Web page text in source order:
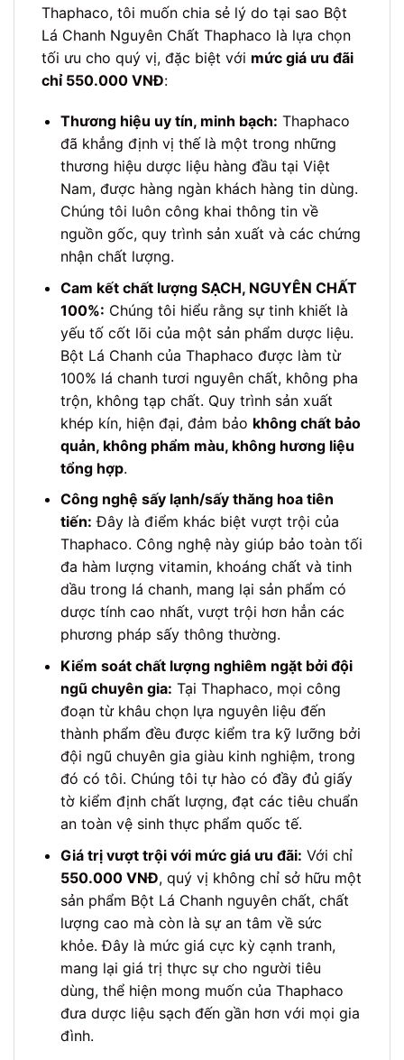
Thaphaco, tôi muốn chia sẻ lý do tại sao Bột
Lá Chanh Nguyên Chất Thaphaco là lựa chọn
tối ưu cho quý vị, đặc biệt với mức giá ưu đãi
chỉ 550.000 VNĐ:
Thương hiệu uy tín, minh bạch: Thaphaco
đã khẳng định vị thế là một trong những
thương hiệu dược liệu hàng đầu tại Việt
Nam, được hàng ngàn khách hàng tin dùng.
Chúng tôi luôn công khai thông tin về
nguồn gốc, quy trình sản xuất và các chứng
nhận chất lượng.
Cam kết chất lượng SẠCH, NGUYÊN CHẤT
100%: Chúng tôi hiểu rằng sự tinh khiết là
yếu tố cốt lõi của một sản phẩm dược liệu.
Bột Lá Chanh của Thaphaco được làm từ
100% lá chanh tươi nguyên chất, không pha
trộn, không tạp chất. Quy trình sản xuất
khép kín, hiện đại, đảm bảo không chất bảo
quản, không phẩm màu, không hương liệu
tổng hợp.
Công nghệ sấy lạnh/sấy thăng hoa tiên
tiến: Đây là điểm khác biệt vượt trội của
Thaphaco. Công nghệ này giúp bảo toàn tối
đa hàm lượng vitamin, khoáng chất và tinh
dầu trong lá chanh, mang lại sản phẩm có
dược tính cao nhất, vượt trội hơn hẳn các
phương pháp sấy thông thường.
Kiểm soát chất lượng nghiêm ngặt bởi đội
ngũ chuyên gia: Tại Thaphaco, mọi công
đoạn từ khâu chọn lựa nguyên liệu đến
thành phẩm đều được kiểm tra kỹ lưỡng bởi
đội ngũ chuyên gia giàu kinh nghiệm, trong
đó có tôi. Chúng tôi tự hào có đầy đủ giấy
tờ kiểm định chất lượng, đạt các tiêu chuẩn
an toàn vệ sinh thực phẩm quốc tế.
Giá trị vượt trội với mức giá ưu đãi: Với chỉ
550.000 VNĐ, quý vị không chỉ sở hữu một
sản phẩm Bột Lá Chanh nguyên chất, chất
lượng cao mà còn là sự an tâm về sức
khỏe. Đây là mức giá cực kỳ cạnh tranh,
mang lại giá trị thực sự cho người tiêu
dùng, thể hiện mong muốn của Thaphaco
đưa dược liệu sạch đến gần hơn với mọi gia
đình.